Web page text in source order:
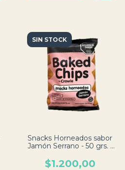
SIN STOCK
Snacks Horneados sabor
Jamón Serrano - 50 grs. -
$1.200,00